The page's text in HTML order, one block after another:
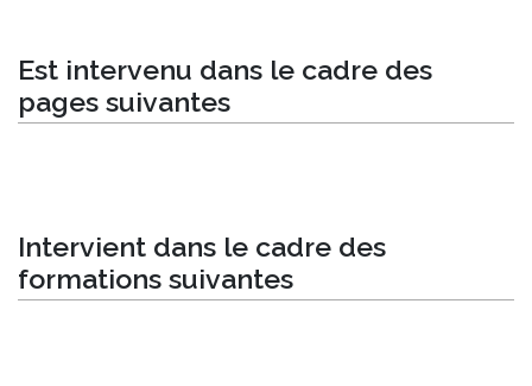
Est intervenu dans le cadre des
pages suivantes
Intervient dans le cadre des
formations suivantes